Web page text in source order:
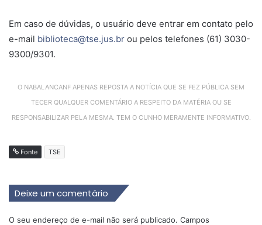
Em caso de dúvidas, o usuário deve entrar em contato pelo
e-mail biblioteca@tse.jus.br ou pelos telefones (61) 3030-
9300/9301.
O NABALANCANF APENAS REPOSTA A NOTÍCIA QUE SE FEZ PÚBLICA SEM
TECER QUALQUER COMENTÁRIO A RESPEITO DA MATÉRIA OU SE
RESPONSABILIZAR PELA MESMA. TEM O CUNHO MERAMENTE INFORMATIVO.
Fonte TSE
Deixe um comentário
O seu endereço de e-mail não será publicado. Campos